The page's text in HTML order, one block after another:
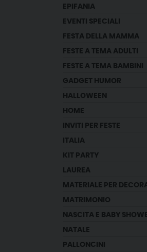
EPIFANIA
EVENTI SPECIALI
FESTA DELLA MAMMA
FESTE A TEMA ADULTI
FESTE A TEMA BAMBINI
GADGET HUMOR
HALLOWEEN
HOME
INVITI PER FESTE
ITALIA
KIT PARTY
LAUREA
MATERIALE PER
MATRIMONIO
NASCITA E BABY
NATALE
PALLONCINI